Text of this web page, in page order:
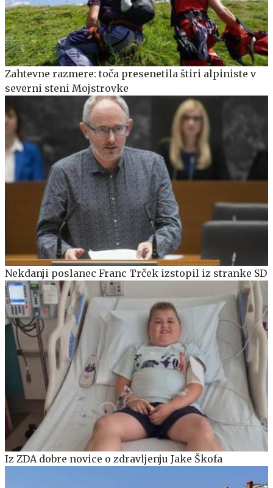
Zahtevne razmere: toča presenetila štiri alpiniste v
severni steni Mojstrovke
Nekdanji poslanec Franc Trček izstopil iz stranke SD
Iz ZDA dobre novice o zdravljenju Jake Škofa